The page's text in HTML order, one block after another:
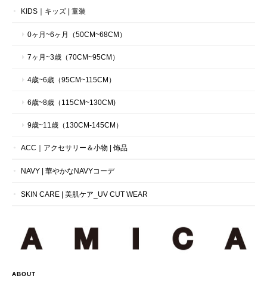
KIDS｜キッズ | 童装
0ヶ月~6ヶ月（50CM~68CM）
7ヶ月~3歳（70CM~95CM）
4歳~6歳（95CM~115CM）
6歳~8歳（115CM~130CM)
9歳~11歳（130CM-145CM）
ACC｜アクセサリー＆小物 | 饰品
NAVY | 華やかなNAVYコーデ
SKIN CARE | 美肌ケア_UV CUT WEAR
ABOUT